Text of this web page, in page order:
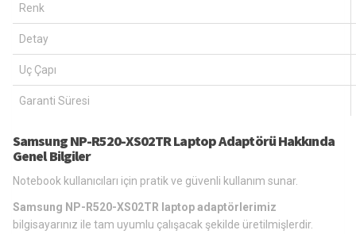
Renk
Detay
Uç Çapı
Garanti Süresi
Samsung NP-R520-XS02TR Laptop Adaptörü Hakkında
Genel Bilgiler
Notebook kullanıcıları için pratik ve güvenli kullanım sunar.
Samsung NP-R520-XS02TR laptop adaptörlerimiz
bilgisayarınız ile tam uyumlu çalışacak şekilde üretilmişlerdir.